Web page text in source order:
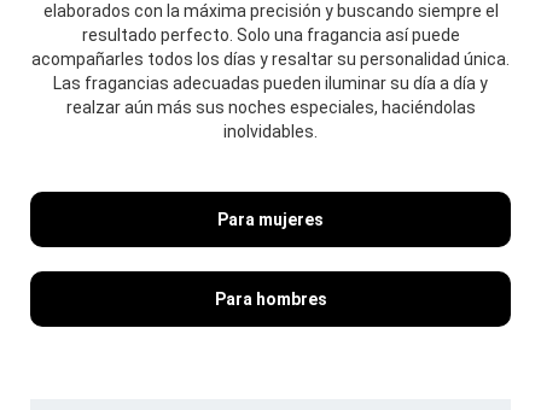
elaborados con la máxima precisión y buscando siempre el
resultado perfecto. Solo una fragancia así puede
acompañarles todos los días y resaltar su personalidad única.
Las fragancias adecuadas pueden iluminar su día a día y
realzar aún más sus noches especiales, haciéndolas
inolvidables.
Para mujeres
Para hombres